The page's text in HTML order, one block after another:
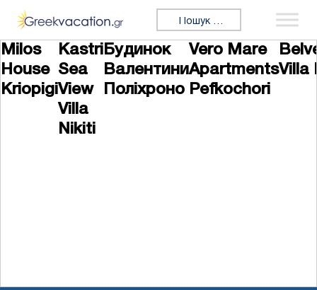
Перейти до змісту
Пошук:
Milos
House
Kriopigi
Kastri
Sea
View
Villa
Nikiti
Будинок
Валентини
Поліхроно
Vero Mare
Apartments
Pefkochori
Villa